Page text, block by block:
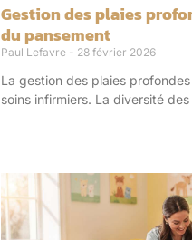
Gestion des plaies
du pansement
Paul Lefavre 28 février 2026
La gestion des plaies
soins infirmiers. La diversité